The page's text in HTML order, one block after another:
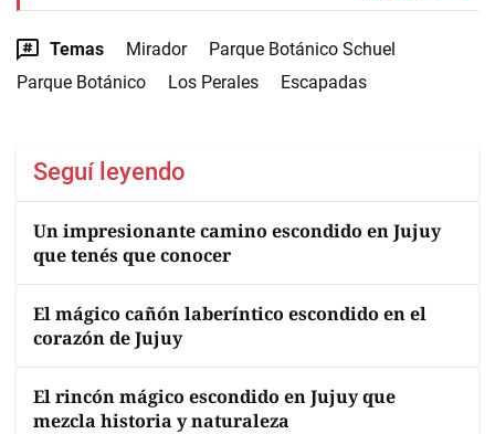
Temas Mirador
Parque Botánico Schuel
Parque Botánico
Los Perales Escapadas
Seguí leyendo
Un impresionante camino escondido en Jujuy
que tenés que conocer
El mágico cañón laberíntico escondido en el
corazón de Jujuy
El rincón mágico escondido en Jujuy que
mezcla historia y naturaleza